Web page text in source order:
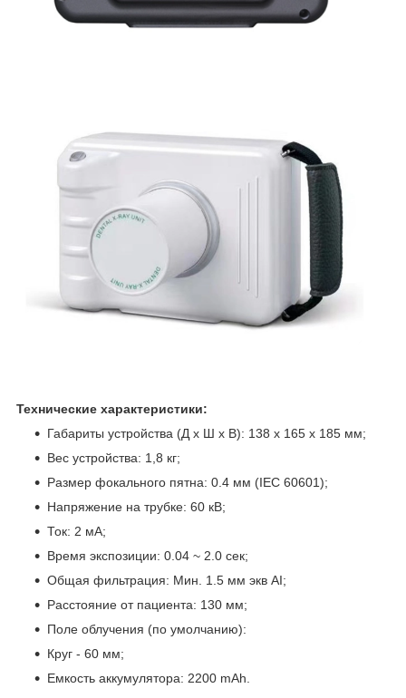
Технические характеристики:
Габариты устройства (Д х Ш х В): 138 х 165 х 185 мм;
Вес устройства: 1,8 кг;
Размер фокального пятна: 0.4 мм (IEC 60601);
Напряжение на трубке: 60 кВ;
Ток: 2 мА;
Время экспозиции: 0.04 ~ 2.0 сек;
Общая фильтрация: Мин. 1.5 мм экв AI;
Расстояние от пациента: 130 мм;
Поле облучения (по умолчанию):
Круг - 60 мм;
Емкость аккумулятора: 2200 mAh.